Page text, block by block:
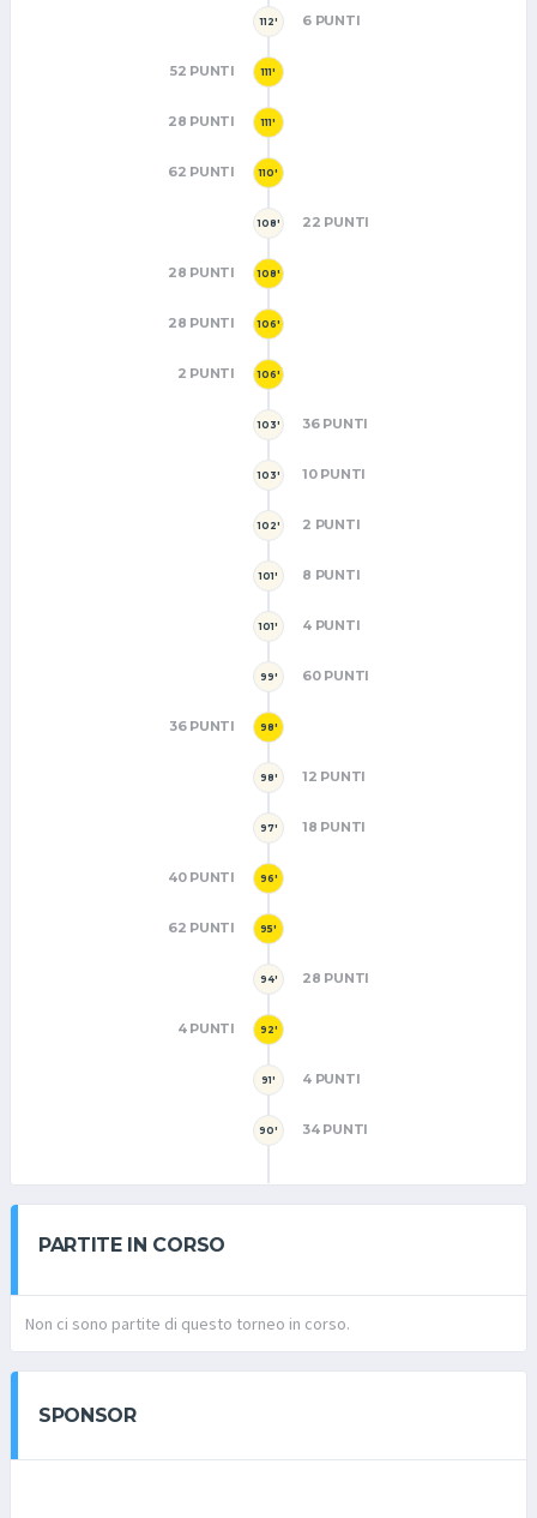
112' 6 PUNTI
111'
52 PUNTI
111'
28 PUNTI
110'
62 PUNTI
108' 22 PUNTI
108'
28 PUNTI
106'
28 PUNTI
106'
2 PUNTI
103' 36 PUNTI
103' 10 PUNTI
102' 2 PUNTI
101' 8 PUNTI
101' 4 PUNTI
99' 60 PUNTI
98'
36 PUNTI
98' 12 PUNTI
97' 18 PUNTI
96'
40 PUNTI
95'
62 PUNTI
94' 28 PUNTI
92'
4 PUNTI
91' 4 PUNTI
90' 34 PUNTI
PARTITE IN CORSO
Non ci sono partite di questo torneo in corso.
SPONSOR